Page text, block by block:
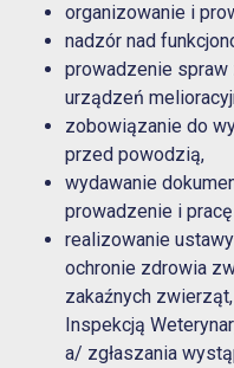
organizowanie i
nadzór nad
prowadzenie
urządzeń
zobowiązanie do
przed powodzią,
wydawanie
prowadzenie i
realizowanie
ochronie zdrowia
zakaźnych
Inspekcją
a/ zgłaszania